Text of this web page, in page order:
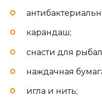
карандаш;
снасти для
наждачная
игла и нить;